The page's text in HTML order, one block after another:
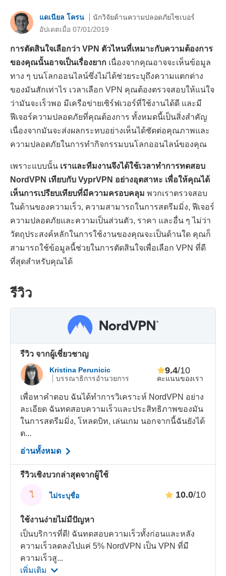
แดเนียล โครน
นักวิจัยด้านความปลอดภัยไซเบอร์
อัปเดตเมื่อ 07/01/2019
การตัดสินใจเลือกว่า VPN ตัวไหนที่เหมาะกับความต้องการ
ของคุณนั้นอาจเป็นเรื่องยาก เนื่องจากคุณอาจจะเห็นข้อมูล
ทาง ๆ บนโลกออนไลน์ซึ่งไม่ได้ช่วยระบุถึงความแตกต่าง
ของมันสักเท่าไร เวลาเลือก VPN คุณต้องตรวจสอบให้แน่ใจ
ว่ามันจะเร็วพอ มีเครือข่ายเซิร์ฟเวอร์ที่ใช้งานได้ดี และมี
ฟีเจอร์ความปลอดภัยที่คุณต้องการ ทั้งหมดนี้เป็นสิ่งสำคัญ
เนื่องจากมันจะส่งผลกระทบอย่างเห็นได้ชัดต่อคุณภาพและ
ความปลอดภัยในการทำกิจกรรมบนโลกออนไลน์ของคุณ
เพราะแบบนั้น เราและทีมงานจึงได้ใช้เวลาทำการทดสอบ
NordVPN เทียบกับ VyprVPN อย่างอุตสาหะ เพื่อให้คุณได้
เห็นการเปรียบเทียบที่มีความครอบคลุม พวกเราตรวจสอบ
ในด้านของความเร็ว, ความสามารถในการสตรีมมิ่ง, ฟีเจอร์
ความปลอดภัยและความเป็นส่วนตัว, ราคา และอื่น ๆ ไม่ว่า
วัตถุประสงค์หลักในการใช้งานของคุณจะเป็นด้านใด คุณก็
สามารถใช้ข้อมูลนี้ช่วยในการตัดสินใจเพื่อเลือก VPN ที่ดี
ที่สุดสำหรับคุณได้
รีวิว
รีวิว จากผู้เชี่ยวชาญ
Kristina Perunicic
บรรณาธิการอำนวยการ
คะแนนของเรา
9.4/10
เพื่อหาคำตอบ ฉันได้ทำการวิเคราะห์ NordVPN อย่าง
ละเอียด ฉันทดสอบความเร็วและประสิทธิภาพของมัน
ในการสตรีมมิ่ง, โหลดบิท, เล่นเกม นอกจากนี้ฉันยังได้
ต...
อ่านทั้งหมด
รีวิวเชิงบวกล่าสุดจากผู้ใช้
ไ ไม่ระบุชื่อ 10.0/10
ใช้งานง่ายไม่มีปัญหา
เป็นบริการที่ดี! ฉันทดสอบความเร็วทั้งก่อนและหลัง
ความเร็วลดลงไปแค่ 5% NordVPN เป็น VPN ที่มี
ความเร็วสู...
เพิ่มเติม